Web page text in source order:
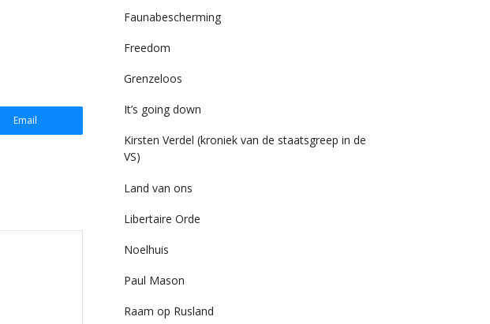
Email
Faunabescherming
Freedom
Grenzeloos
It’s going down
Kirsten Verdel (kroniek van de staatsgreep in de
VS)
Land van ons
Libertaire Orde
Noelhuis
Paul Mason
Raam op Rusland